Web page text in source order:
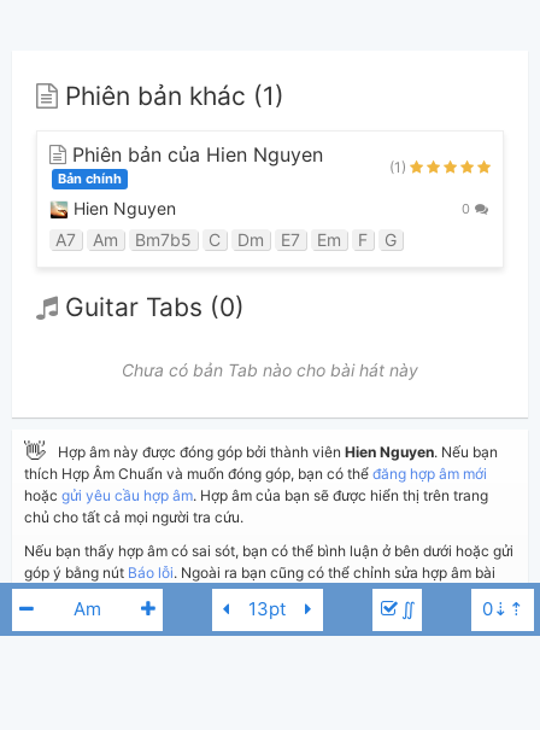
∬
Phiên bản khác (1)
Phiên bản của Hien Nguyen
Bản chính
(1)
Hien Nguyen 0
A7 Am Bm7b5 C Dm E7 Em F G
Guitar Tabs (0)
Chưa có bản Tab nào cho bài hát này
👋 Hợp âm này được đóng góp bởi thành viên Hien Nguyen. Nếu bạn
thích Hợp Âm Chuẩn và muốn đóng góp, bạn có thể đăng hợp âm mới
hoặc gửi yêu cầu hợp âm. Hợp âm của bạn sẽ được hiển thị trên trang
chủ cho tất cả mọi người tra cứu.
Nếu bạn thấy hợp âm có sai sót, bạn có thể bình luận ở bên dưới hoặc gửi
góp ý bằng nút Báo lỗi. Ngoài ra bạn cũng có thể chỉnh sửa hợp âm bài
hát có sẵn và lưu thành phiên bản cá nhân bằng cách nhấn nút
Chỉnh
sửa hợp âm